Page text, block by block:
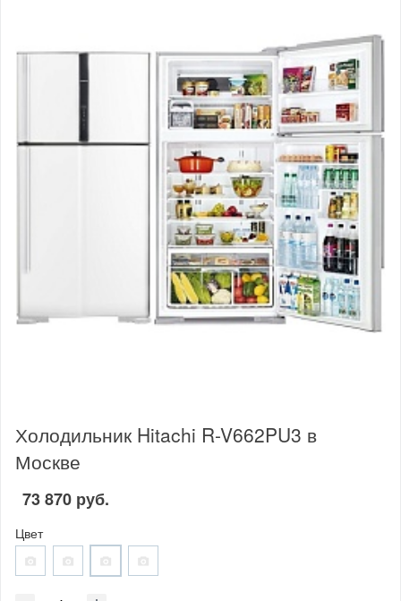
Холодильник Hitachi R-V662PU3 в
Москве
73 870 руб.
Цвет